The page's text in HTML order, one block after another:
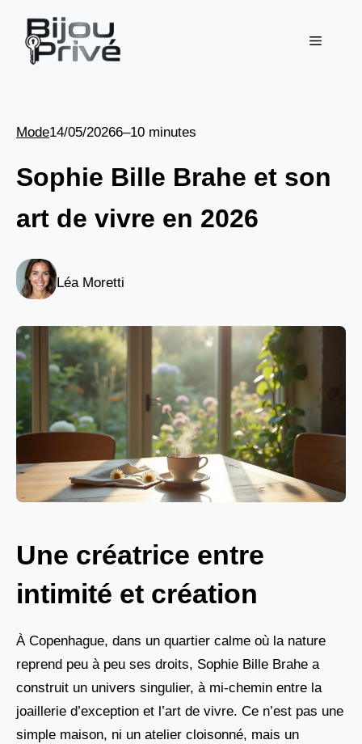
contenu
Menu
Mode14/05/20266–10 minutes
Sophie Bille Brahe et son
art de vivre en 2026
Léa Moretti
Une créatrice entre
intimité et création
À Copenhague, dans un quartier calme où la nature
reprend peu à peu ses droits, Sophie Bille Brahe a
construit un univers singulier, à mi-chemin entre la
joaillerie d’exception et l’art de vivre. Ce n’est pas une
simple maison, ni un atelier cloisonné, mais un